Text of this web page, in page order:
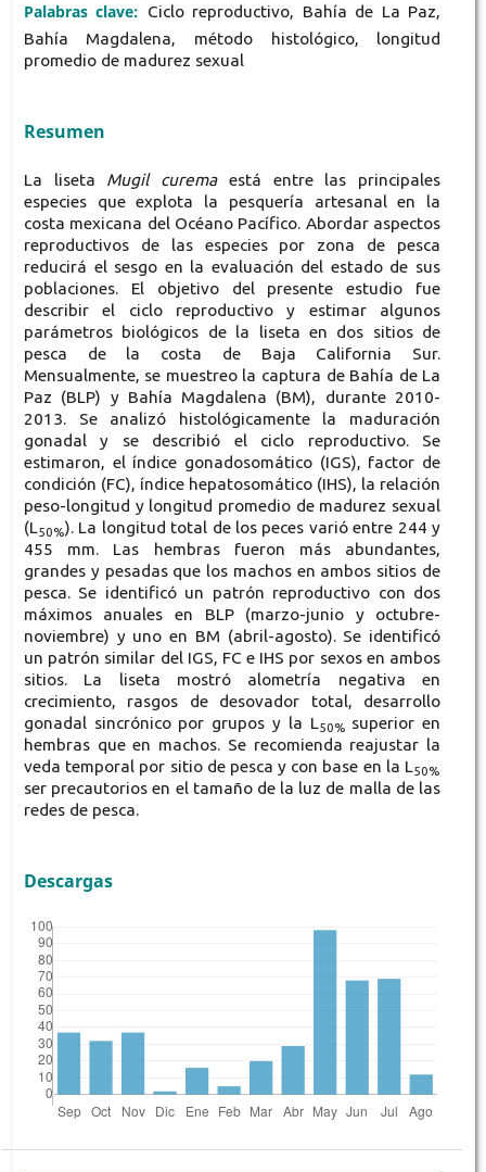
Palabras clave: Ciclo reproductivo, Bahía de La Paz,
Bahía Magdalena, método histológico, longitud
promedio de madurez sexual
Resumen
La liseta Mugil curemaestá entre las principales
especies que explota la pesquería artesanal en la
costa mexicana del Océano Pacífico. Abordar aspectos
reproductivos de las especies por zona de pesca
reducirá el sesgo en la evaluación del estado de sus
poblaciones. El objetivo del presente estudio fue
describir el ciclo reproductivo y estimar algunos
parámetros biológicos de la liseta en dos sitios de
pesca de la costa de Baja California Sur.
Mensualmente, se muestreo la captura de Bahía de La
Paz (BLP) y Bahía Magdalena (BM), durante 2010-
2013. Se analizó histológicamente la maduración
gonadal y se describió el ciclo reproductivo. Se
estimaron, el índice gonadosomático (IGS), factor de
condición (FC), índice hepatosomático (IHS), la relación
peso-longitud y longitud promedio de madurez sexual
(L50%). La longitud total de los peces varió entre 244 y
455 mm. Las hembras fueron más abundantes,
grandes y pesadas que los machos en ambos sitios de
pesca. Se identificó un patrón reproductivo con dos
máximos anuales en BLP (marzo-junio y octubre-
noviembre) y uno en BM (abril-agosto). Se identificó
un patrón similar del IGS, FC e IHS por sexos en ambos
sitios. La liseta mostró alometría negativa en
crecimiento, rasgos de desovador total, desarrollo
gonadal sincrónico por grupos y la L50% superior en
hembras que en machos. Se recomienda reajustar la
veda temporal por sitio de pesca y con base en la L50%
ser precautorios en el tamaño de la luz de malla de las
redes de pesca.
Descargas